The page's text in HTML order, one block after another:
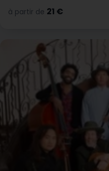
à partir de 21 €